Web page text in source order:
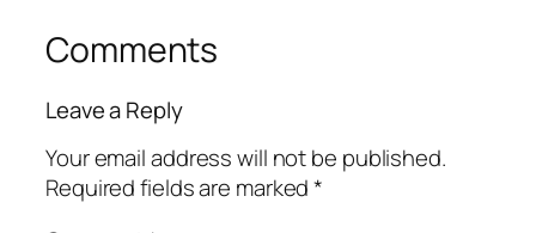
Comments
Leave a Reply
Your email address will not be published.
Required fields are marked*